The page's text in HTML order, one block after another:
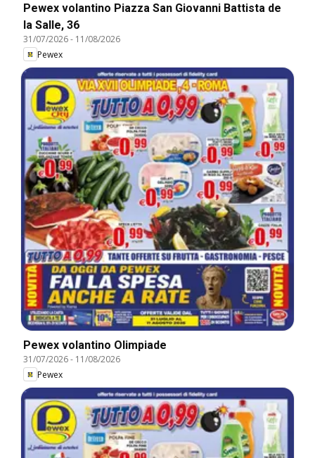
Pewex volantino Piazza San Giovanni Battista de
la Salle, 36
31/07/2026- 11/08/2026
Pewex
Pewex volantino Olimpiade
31/07/2026- 11/08/2026
Pewex